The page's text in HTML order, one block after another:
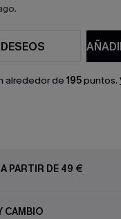
alrededor de 195puntos.
PARTIR DE 49 €
CAMBIO